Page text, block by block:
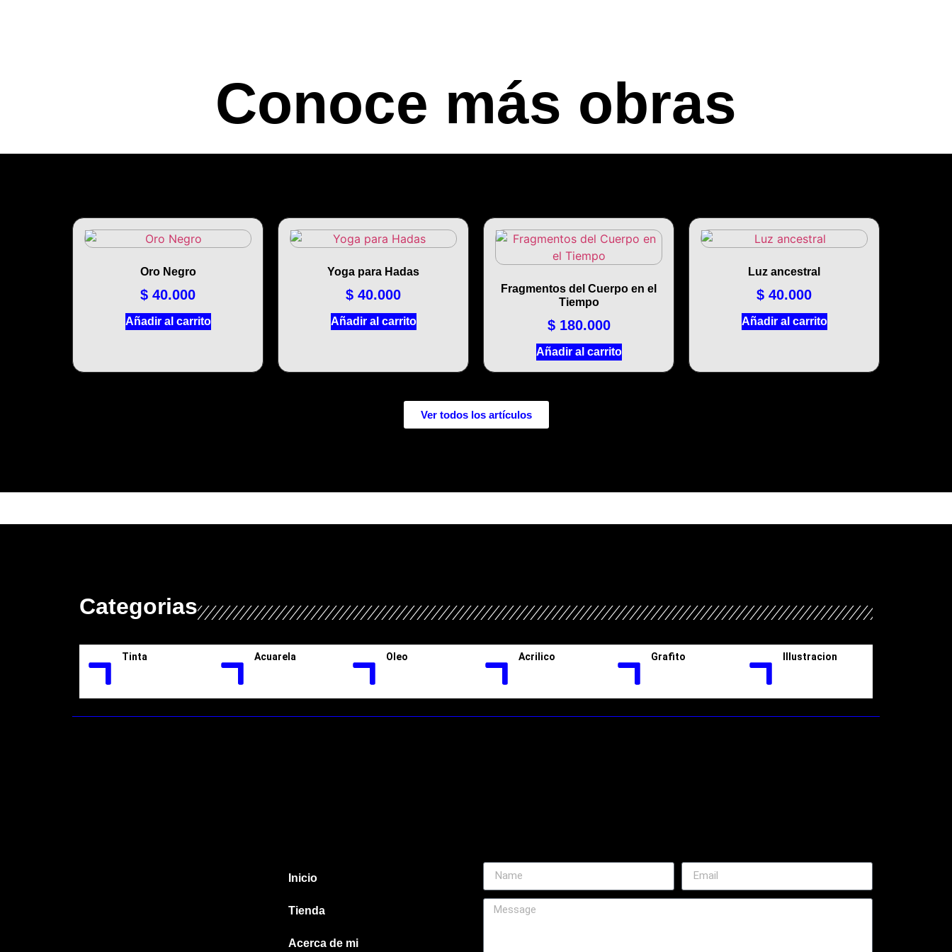
Conoce más obras
Oro Negro
$ 40.000
Añadir al carrito
Yoga para Hadas
$ 40.000
Añadir al carrito
Fragmentos del Cuerpo en el
Tiempo
$180.000
Añadir al carrito
Luz ancestral
$ 40.000
Añadir al carrito
Ver todos los artículos
Categorias
Tinta Acuarela Oleo Acrilico Grafito Illustracion
Inicio
Tienda
Acerca de mi